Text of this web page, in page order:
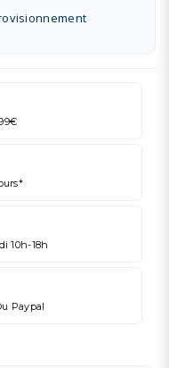
10h-18h
Paypal